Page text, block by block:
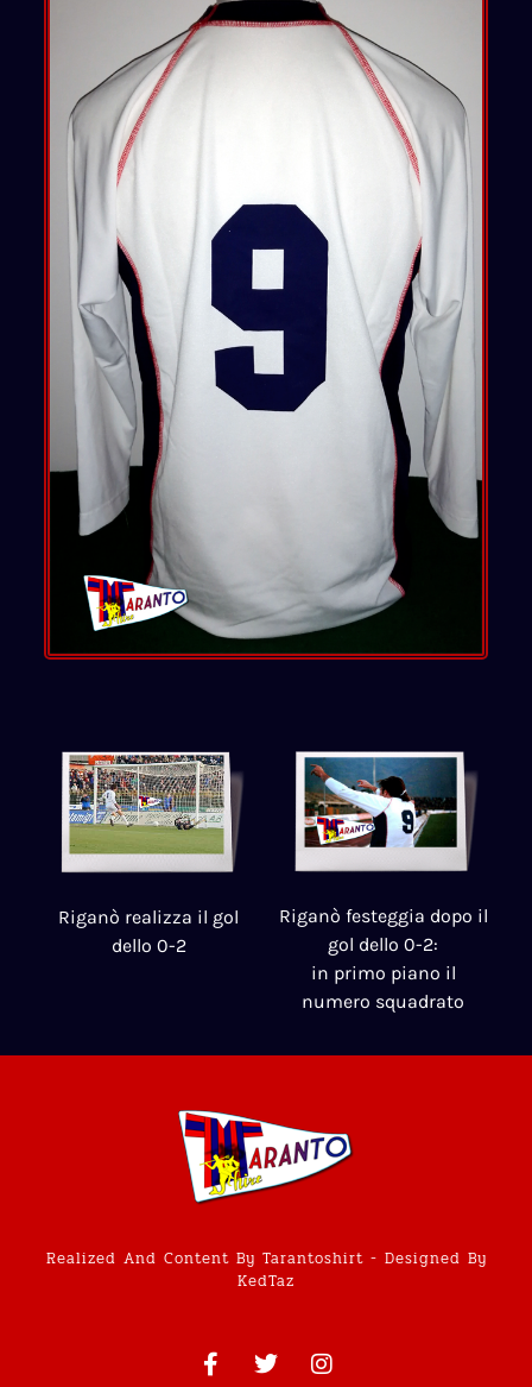
Riganò realizza il gol
dello 0-2
Riganò festeggia dopo il
gol dello 0-2:
in primo piano il
numero squadrato
Realized And Content By Tarantoshirt - Designed By
KedTaz